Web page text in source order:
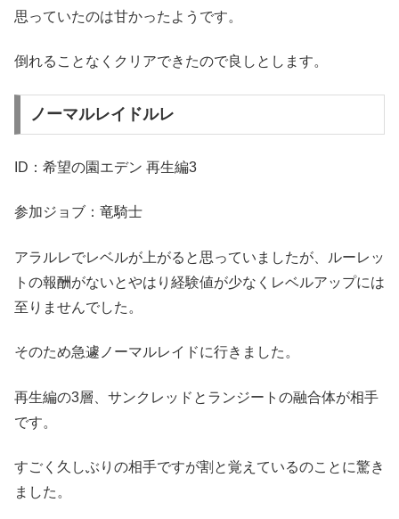
思っていたのは甘かったようです。
倒れることなくクリアできたので良しとします。
ノーマルレイドルレ
ID：希望の園エデン 再生編3
参加ジョブ：竜騎士
アラルレでレベルが上がると思っていましたが、ルーレッ
トの報酬がないとやはり経験値が少なくレベルアップには
至りませんでした。
そのため急遽ノーマルレイドに行きました。
再生編の3層、サンクレッドとランジートの融合体が相手
です。
すごく久しぶりの相手ですが割と覚えているのことに驚き
ました。